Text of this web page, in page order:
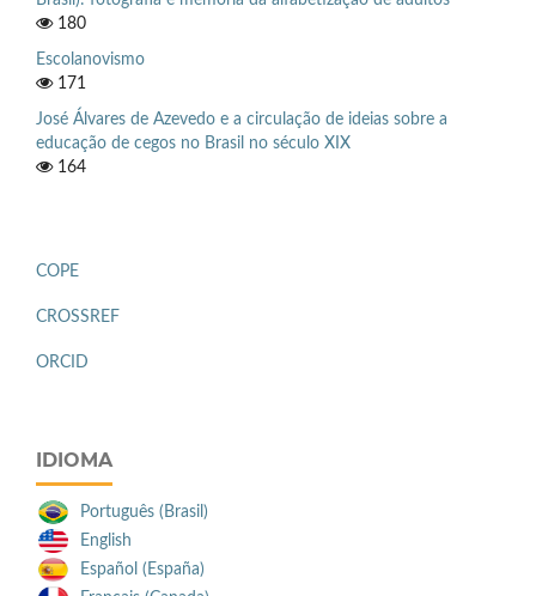
180
Escolanovismo
171
José Álvares de Azevedo e a circulação de ideias sobre a
educação de cegos no Brasil no século XIX
164
COPE
CROSSREF
ORCID
IDIOMA
Português (Brasil)
English
Español (España)